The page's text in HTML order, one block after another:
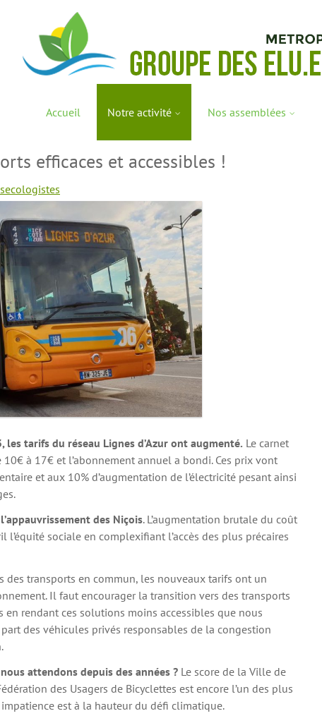
Accueil Notre activité Nos assemblées
efficaces et accessibles !
tarifs du réseau Lignes d’Azur ont augmenté. Le carnet
à 17€ et l’abonnement annuel a bondi. Ces prix vont
et aux 10% d’augmentation de l’électricité pesant ainsi
des Niçois. L’augmentation brutale du coût
l’équité sociale en complexifiant l’accès des plus précaires
des transports en commun, les nouveaux tarifs ont un
Il faut encourager la transition vers des transports
en rendant ces solutions moins accessibles que nous
des véhicules privés responsables de la congestion
attendons depuis des années ? Le score de la Ville de
des Usagers de Bicyclettes est encore l’un des plus
impatience est à la hauteur du défi climatique.